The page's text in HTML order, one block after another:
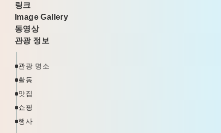
링크
Image Gallery
동영상
관광 정보
관광 명소
활동
맛집
쇼핑
행사